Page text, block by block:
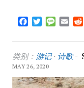
Facebook
TwitterMessage
类别： 游记· 诗歌-
MAY 26, 2020